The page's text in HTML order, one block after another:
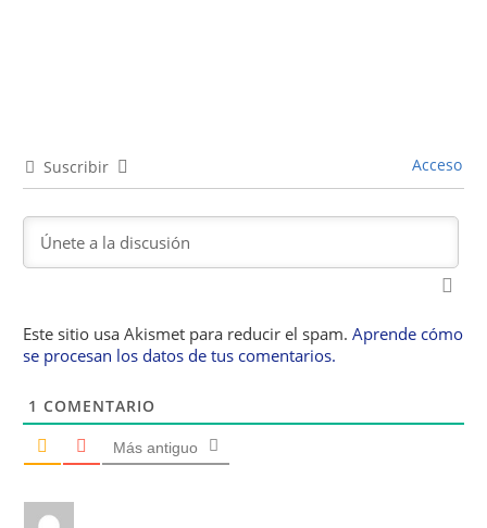
Suscribir Acceso
Este sitio usa Akismet para reducir el spam. Aprende cómo
se procesan los datos de tus comentarios.
1 COMENTARIO
Más antiguo